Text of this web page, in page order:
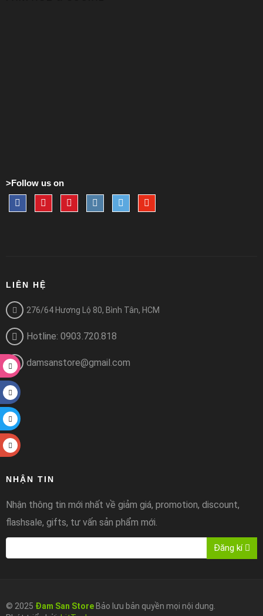
>Follow us on
LIÊN HỆ
276/64 Hương Lộ 80, Bình Tân, HCM
Hotline: 0903.720.818
damsanstore@gmail.com
NHẬN TIN
Nhận thông tin mới nhất về giảm giá, promotion, discount,
flashsale, gifts, tư vấn sản phẩm mới.
Đăng kí
© 2025 Đam San Store Bảo lưu bản quyền mọi nội dung.